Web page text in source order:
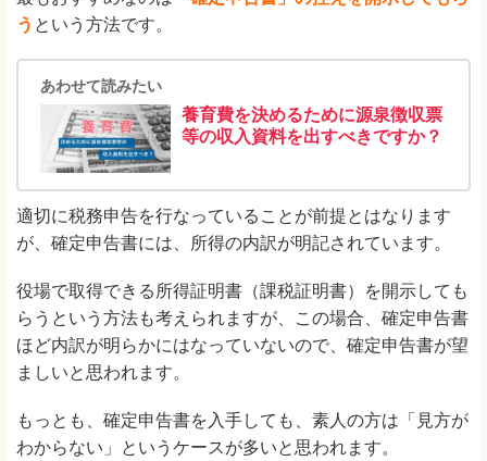
う という方法です。
あわせて読みたい
養育費を決めるために源泉徴収票
等の収入資料を出すべきですか？
適切に税務申告を行なっていることが前提とはなります
が、確定申告書には、所得の内訳が明記されています。
役場で取得できる所得証明書（課税証明書）を開示しても
らうという方法も考えられますが、この場合、確定申告書
ほど内訳が明らかにはなっていないので、確定申告書が望
ましいと思われます。
もっとも、確定申告書を入手しても、素人の方は「見方が
わからない」というケースが多いと思われます。